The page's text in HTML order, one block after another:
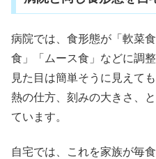
病院では、食形態が「軟菜
食」「ムース食」などに調
見た目は簡単そうに見えて
熱の仕方、刻みの大きさ、
ています。
自宅では、これを家族が毎